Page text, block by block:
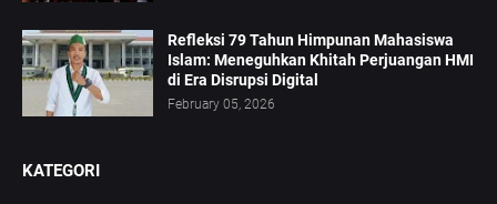
Refleksi 79 Tahun Himpunan Mahasiswa
Islam: Meneguhkan Khitah Perjuangan HMI
di Era Disrupsi Digital
February 05, 2026
KATEGORI